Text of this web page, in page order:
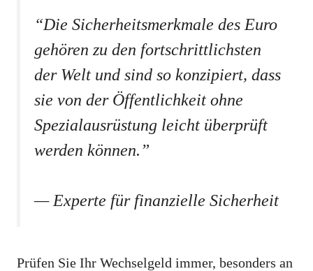
“Die Sicherheitsmerkmale des Euro
gehören zu den fortschrittlichsten
der Welt und sind so konzipiert, dass
sie von der Öffentlichkeit ohne
Spezialausrüstung leicht überprüft
werden können.”
— Experte für finanzielle Sicherheit
Prüfen Sie Ihr Wechselgeld immer, besonders an